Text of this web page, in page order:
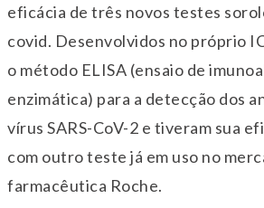
eficácia de três novos testes
covid. Desenvolvidos no próprio
o método ELISA (ensaio de
enzimática) para a detecção dos
vírus SARS-CoV-2 e tiveram sua
com outro teste já em uso no
farmacêutica Roche.